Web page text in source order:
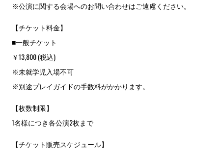
※公演に関する会場へのお問い合わせはご遠慮ください。
【チケット料金】
■一般チケット
￥13,800 (税込)
※未就学児入場不可
※別途プレイガイドの手数料がかかります。
【枚数制限】
1名様につき各公演2枚まで
【チケット販売スケジュール】